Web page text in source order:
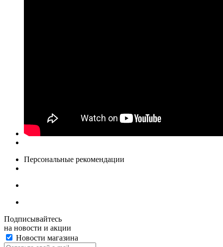
Персональные рекомендации
Подписывайтесь
на новости и акции
Новости магазина